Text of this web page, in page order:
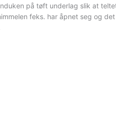
på tøft underlag slik at
feks. har åpnet seg og det